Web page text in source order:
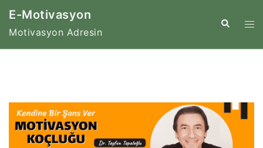
İçeriğe
E-Motivasyon
Motivasyon Adresin
Search